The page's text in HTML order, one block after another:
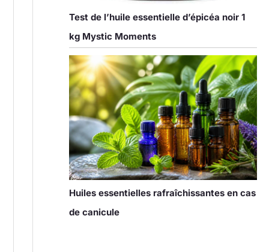
Test de l’huile essentielle d’épicéa noir 1
kg Mystic Moments
Huiles essentielles rafraîchissantes en cas
de canicule